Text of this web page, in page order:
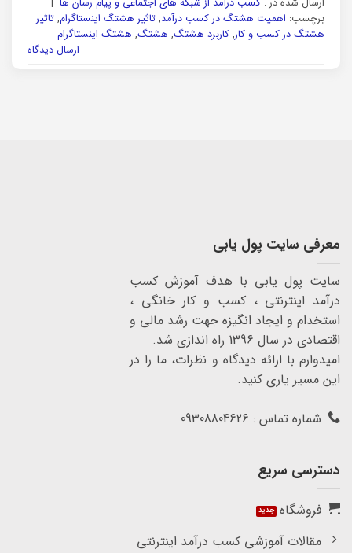
برچسب: اهمیت هشتگ در کسب درآمد, تاثیر هشتگ اینستاگرام, تاثیر
هشتگ در کسب و کار, کاربرد هشتگ, هشتگ, هشتگ اینستاگرام
ارسال دیدگاه
معرفی سایت پول یابی
سایت پول یابی با هدف آموزش کسب
درآمد اینترنتی ، کسب و کار خانگی ،
استخدام و ایجاد انگیزه جهت رشد مالی و
اقتصادی در سال 1396 راه اندازی شد.
امیدوارم با ارائه دیدگاه و نظرات، ما را در
این مسیر یاری کنید.
شماره تماس : 09308804626
دسترسی سریع
فروشگاه
مقالات آموزشی کسب درآمد اینترنتی